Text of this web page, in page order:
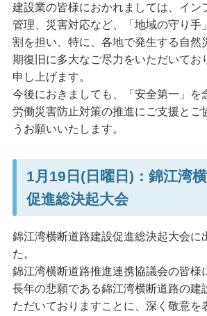
建設業の皆様におかれましては、イン
管理、災害対応など、「地域の守り手
割を担い、特に、各地で発生する自然
期復旧に多大なご尽力をいただいてお
申し上げます。
今後におきましても、「安全第一」を
労働災害防止対策の推進にご支援とご
うお願いいたします。
1月19日(日曜日)：錦江湾
促進総決起大会
錦江湾横断道路建設促進総決起大会に
た。
錦江湾横断道路推進連携協議会の皆様
長年の悲願である錦江湾横断道路の建
ただいておりますことに、深く敬意を